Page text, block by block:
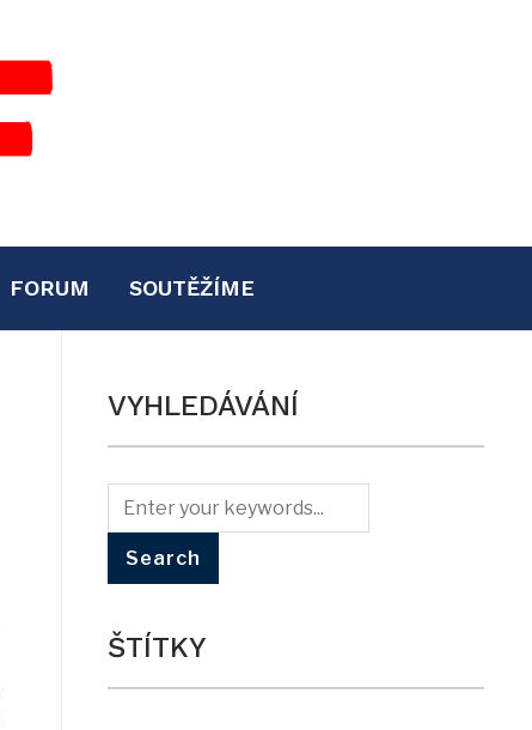
FORUM SOUTĚŽÍME
VYHLEDÁVÁNÍ
ŠTÍTKY